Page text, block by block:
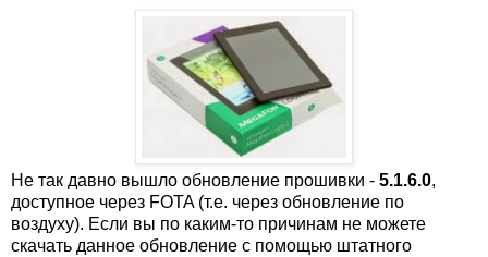
Не так давно вышло обновление прошивки - 5.1.6.0,
доступное через FOTA (т.е. через обновление по
воздуху). Если вы по каким-то причинам не можете
скачать данное обновление с помощью штатного